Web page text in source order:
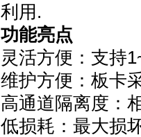
利用.
功能亮点
灵活方便：支持
维护方便：板卡
高通道隔离度：
低损耗：最大损